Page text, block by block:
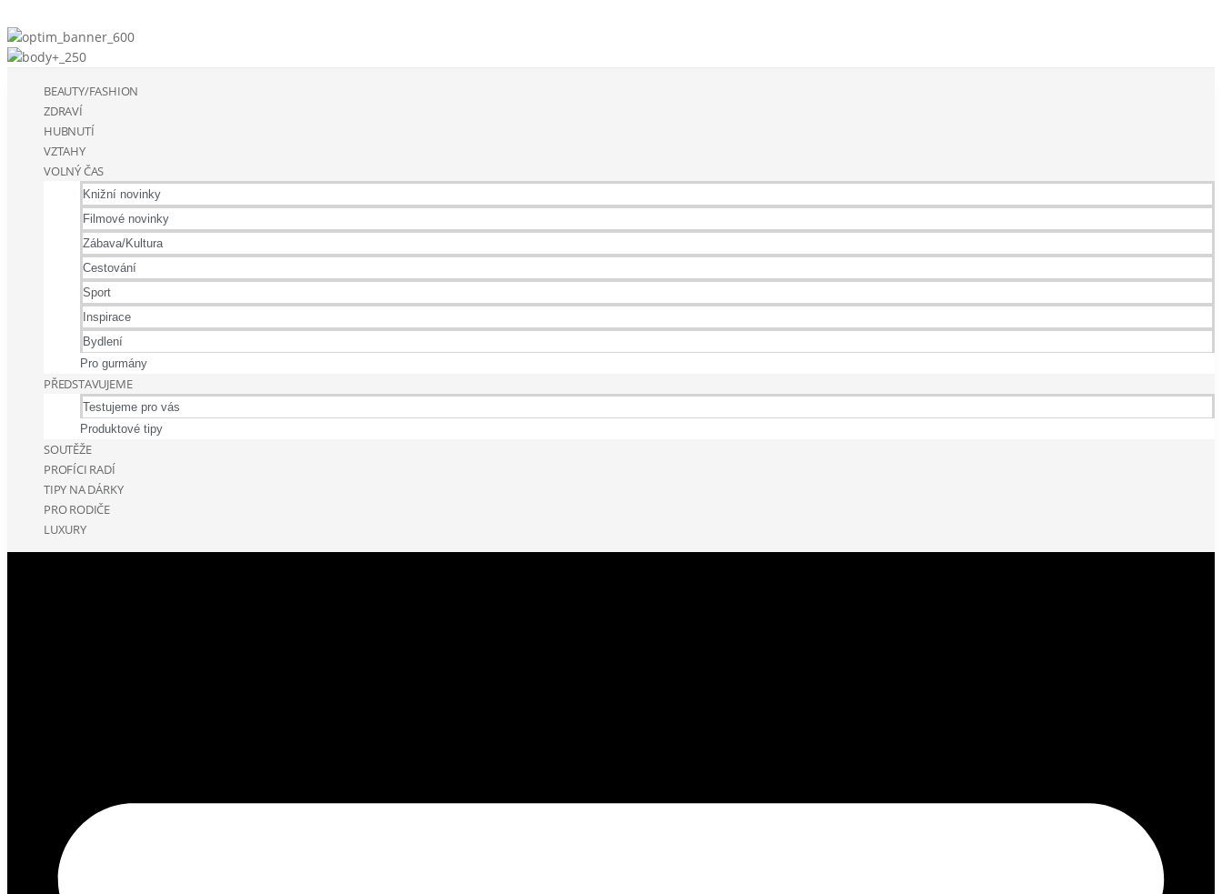
BEAUTY/FASHION
ZDRAVÍ
HUBNUTÍ
VZTAHY
VOLNÝ ČAS
Knižní novinky
Filmové novinky
Zábava/Kultura
Cestování
Sport
Inspirace
Bydlení
Pro gurmány
PŘEDSTAVUJEME
Testujeme pro vás
Produktové tipy
SOUTĚŽE
PROFÍCI RADÍ
TIPY NA DÁRKY
PRO RODIČE
LUXURY